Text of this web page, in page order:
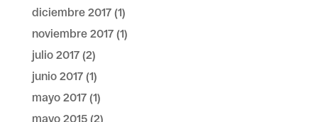
diciembre 2017(1)
noviembre 2017(1)
julio 2017(2)
junio 2017(1)
mayo 2017(1)
mayo 2015(2)